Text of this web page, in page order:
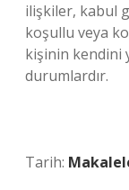
ilişkiler, kabul
koşullu veya
kişinin kendini
durumlardır.
Tarih: